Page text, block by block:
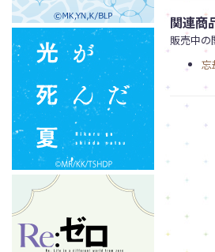
関連商
販売中の
忘